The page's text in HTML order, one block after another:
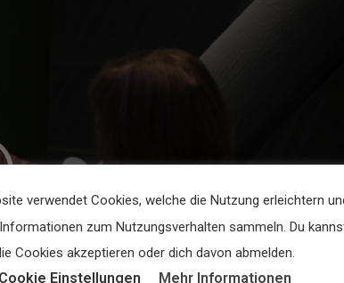
verwendet Cookies, welche die Nutzung erleichtern
zum Nutzungsverhalten sammeln. Du
Cookies akzeptieren oder dich davon abmelden.
Cookie Einstellungen
Mehr Informationen